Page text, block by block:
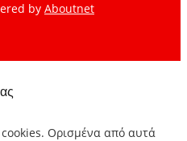
by Aboutnet
cookies. Ορισμένα από αυτά